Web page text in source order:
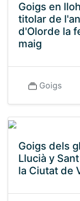
Goigs en
titolar de
d'Olorde la
maig
Goigs
Goigs dels
Llucià y
la Ciutat de